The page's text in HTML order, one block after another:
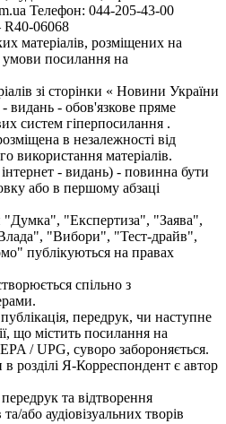
Телефон: 044-205-43-00
R40-06068
матеріалів, розміщених на
умови посилання на
зі сторінки « Новини України
- видань - обов'язкове пряме
систем гіперпосилання .
в незалежності від
використання матеріалів.
- видань) - повинна бути
або в першому абзаці
"Експертиза", "Заява",
"Вибори", "Тест-драйв",
публікуються на правах
спільно з
передрук, чи наступне
що містить посилання на
/ UPG, суворо забороняється.
розділі Я-Корреспондент є автор
та відтворення
або аудіовізуальних творів